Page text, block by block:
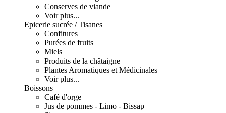
Conserves de viande
Voir plus...
Epicerie sucrée / Tisanes
Confitures
Purées de fruits
Miels
Produits de la châtaigne
Plantes Aromatiques et Médicinales
Voir plus...
Boissons
Café d'orge
Jus de pommes - Limo - Bissap